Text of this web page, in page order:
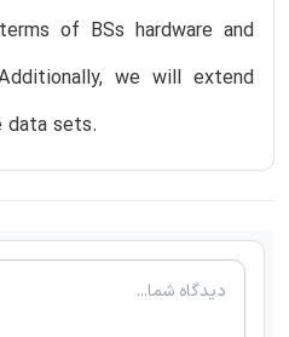
of BSs hardware and
we will extend
data sets.